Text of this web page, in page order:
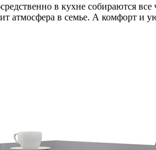
в кухне собираются
атмосфера в семье. А комфорт и